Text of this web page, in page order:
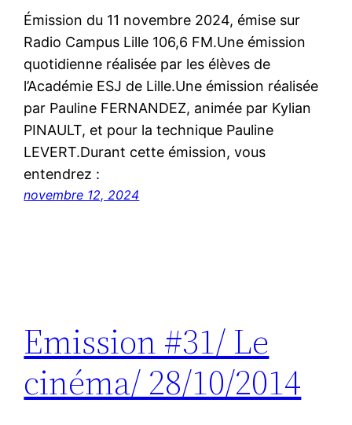
Émission du 11 novembre 2024, émise sur
Radio Campus Lille 106,6 FM.Une émission
quotidienne réalisée par les élèves de
l’Académie ESJ de Lille.Une émission réalisée
par Pauline FERNANDEZ, animée par Kylian
PINAULT, et pour la technique Pauline
LEVERT.Durant cette émission, vous
entendrez :
novembre 12, 2024
Emission #31/ Le
cinéma/ 28/10/2014